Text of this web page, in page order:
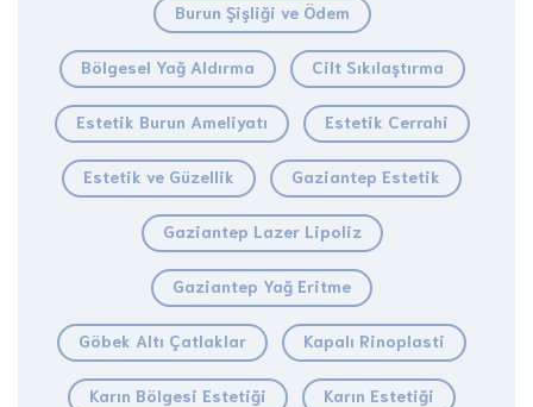
Burun Şişliği ve Ödem
Bölgesel Yağ Aldırma Cilt Sıkılaştırma
Estetik Burun Ameliyatı Estetik Cerrahi
Estetik ve Güzellik Gaziantep Estetik
Gaziantep Lazer Lipoliz
Gaziantep Yağ Eritme
Göbek Altı Çatlaklar Kapalı Rinoplasti
Karın Bölgesi Estetiği Karın Estetiği